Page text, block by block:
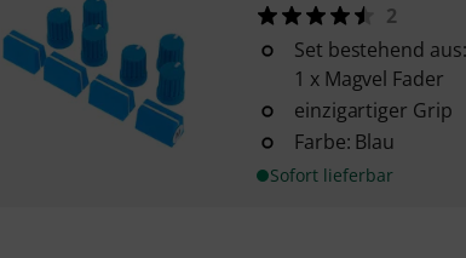
2
Set bestehend
1 x Magvel Fader
einzigartiger Grip
Farbe: Blau
Sofort lieferbar